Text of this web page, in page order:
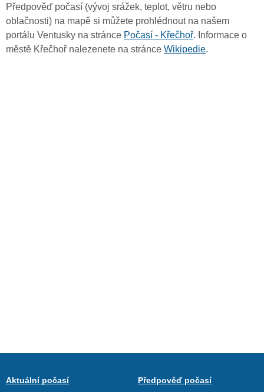
Předpověď počasí (vývoj srážek, teplot, větru nebo
oblačnosti) na mapě si můžete prohlédnout na našem
portálu Ventusky na stránce Počasí - Křečhoř. Informace o
městě Křečhoř nalezenete na stránce Wikipedie.
Aktuální počasí
Předpověď počasí